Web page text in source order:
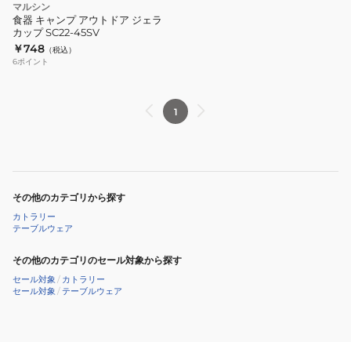
マルシン
食器 キャンプ アウトドア ジェラ
カップ SC22-45SV
￥748 （税込）
6ポイント
1
その他のカテゴリから探す
カトラリー
テーブルウェア
その他のカテゴリのセール対象から探す
セール対象 / カトラリー
セール対象 /テーブルウェア